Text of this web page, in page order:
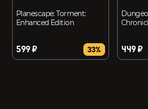
Planescape: Torment:
Enhanced Edition
599 ₽ 33% 449 ₽